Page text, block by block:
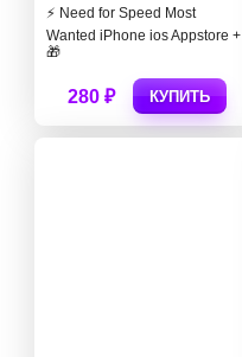
⚡️ Need for Speed Most
Wanted iPhone ios Appstore +
🎁
280 ₽ КУПИТЬ